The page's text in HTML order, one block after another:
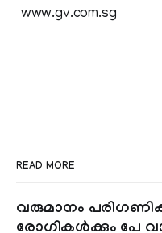
www.gv.com.sg
READ MORE
വരുമാനം
രോഗികൾക്കും പേ